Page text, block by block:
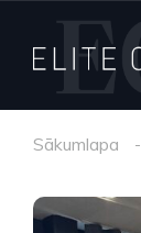
Sākumlapa